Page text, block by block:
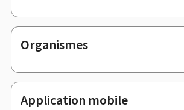
Organismes
Application mobile